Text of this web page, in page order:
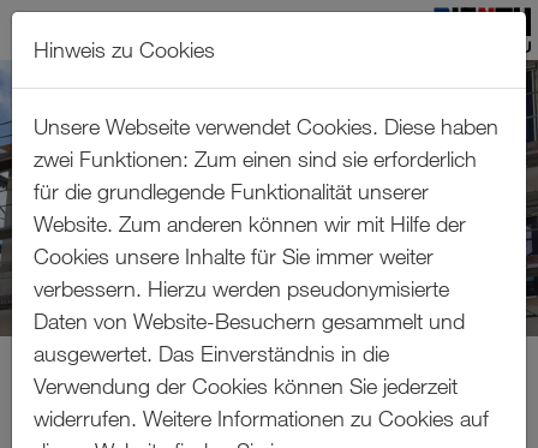
Zum Hauptinhalt springen
Hinweis zu Cookies
Unsere Webseite verwendet Cookies. Diese haben
zwei Funktionen: Zum einen sind sie erforderlich
für die grundlegende Funktionalität unserer
Website. Zum anderen können wir mit Hilfe der
Cookies unsere Inhalte für Sie immer weiter
verbessern. Hierzu werden pseudonymisierte
Daten von Website-Besuchern gesammelt und
ausgewertet. Das Einverständnis in die
Verwendung der Cookies können Sie jederzeit
widerrufen. Weitere Informationen zu Cookies auf